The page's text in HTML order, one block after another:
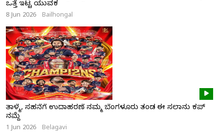
ಒತ್ತೆ ಇಟ್ಟ ಯುವಕ
8 Jun 2026 Bailhongal
ತಾಳ್ಮೆ, ಸಹನೆಗೆ ಉದಾಹರಣೆ ನಮ್ಮ ಬೆಂಗಳೂರು ತಂಡ ಈ ಸಲಾನು ಕಪ್
ನಮ್ದೆ
1 Jun 2026 Belagavi